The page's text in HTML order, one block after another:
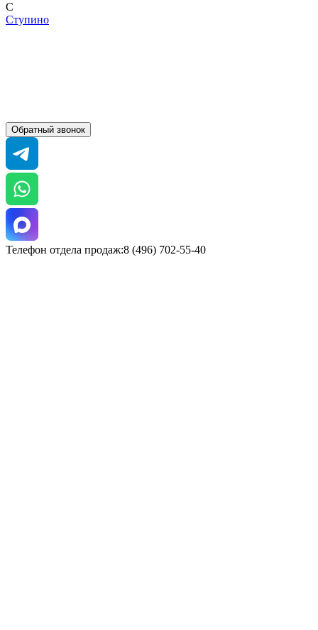
С
Ступино
Обратный звонок
Телефон отдела продаж:8 (496) 702-55-40